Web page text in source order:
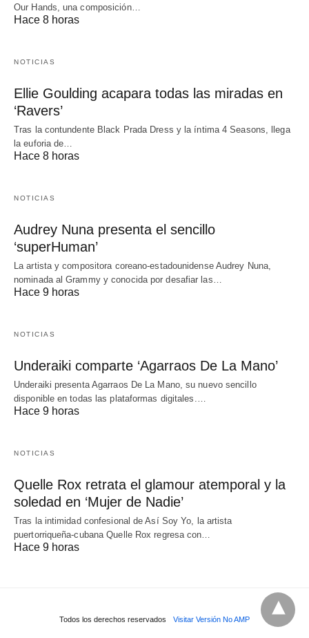
Our Hands, una composición…
Hace 8 horas
NOTICIAS
Ellie Goulding acapara todas las miradas en
‘Ravers’
Tras la contundente Black Prada Dress y la íntima 4 Seasons, llega
la euforia de…
Hace 8 horas
NOTICIAS
Audrey Nuna presenta el sencillo
‘superHuman’
La artista y compositora coreano-estadounidense Audrey Nuna,
nominada al Grammy y conocida por desafiar las…
Hace 9 horas
NOTICIAS
Underaiki comparte ‘Agarraos De La Mano’
Underaiki presenta Agarraos De La Mano, su nuevo sencillo
disponible en todas las plataformas digitales.…
Hace 9 horas
NOTICIAS
Quelle Rox retrata el glamour atemporal y la
soledad en ‘Mujer de Nadie’
Tras la intimidad confesional de Así Soy Yo, la artista
puertorriqueña-cubana Quelle Rox regresa con…
Hace 9 horas
Todos los derechos reservados Visitar Versión No AMP